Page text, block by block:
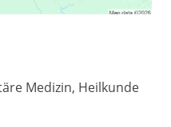
auch online über die
Medizin, Heilkunde